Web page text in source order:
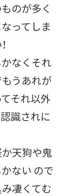
のが多く
ってしま
なくそれ
うあれが
それ以外
識されに
天狗や鬼
ない ので
凄くてむ